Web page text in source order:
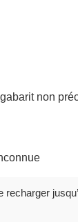
non
recharger